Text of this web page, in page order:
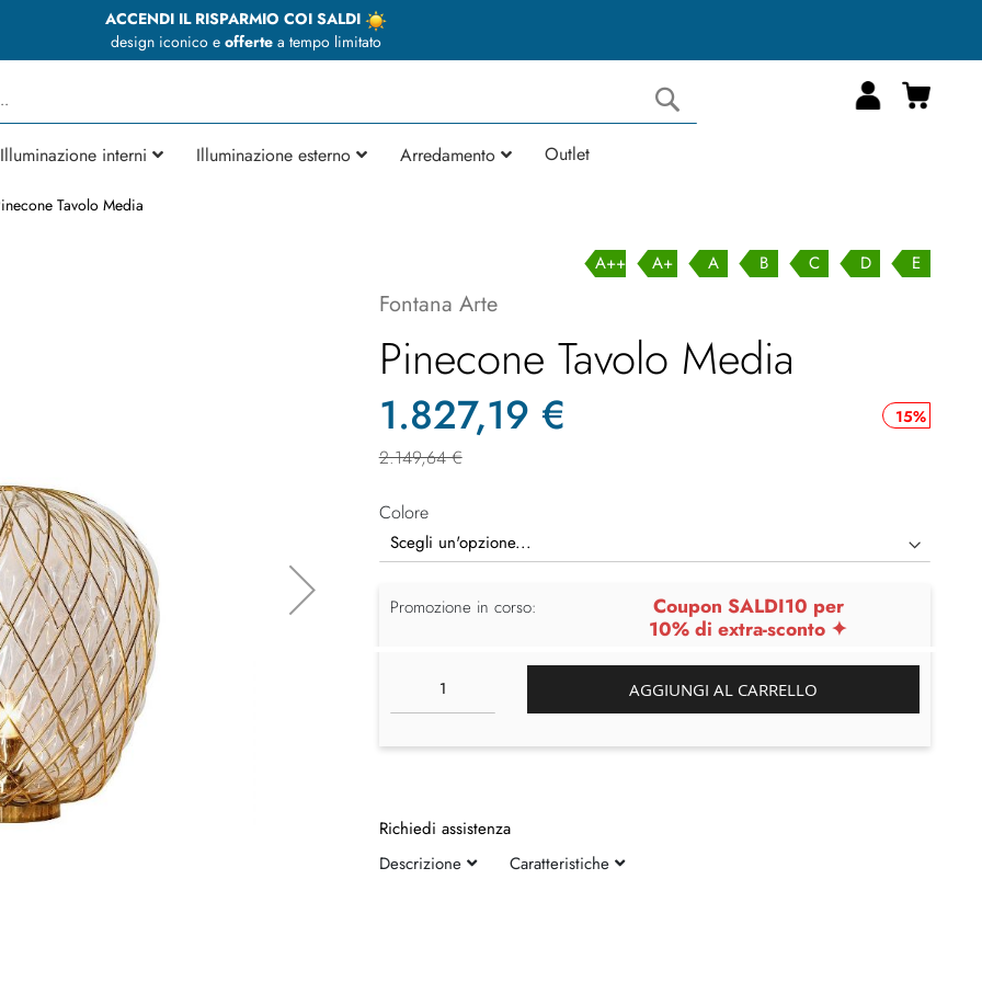
ACCENDI IL RISPARMIO COI SALDI
design iconico e offertea tempo limitato
Cerca
Carrello
Illuminazione interni Illuminazione esterno Arredamento Outlet
Tavolo Media
A++ A+ A B C D E
Fontana Arte
Pinecone Tavolo Media
15%
1.827,19 €
2.149,64 €
Colore
Promozione in corso:
Coupon SALDI10 per
10% di extra-sconto ✦
AGGIUNGI AL CARRELLO
Richiedi assistenza
Descrizione
Caratteristiche